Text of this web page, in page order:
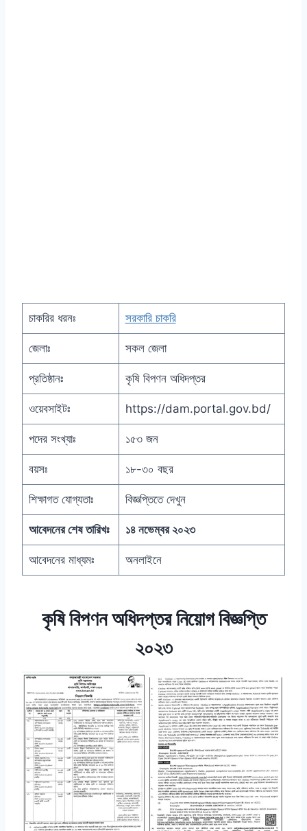
চাকরির ধরনঃ সরকারি চাকরি
জেলাঃ সকল জেলা
প্রতিষ্ঠানঃ কৃষি বিপণন অধিদপ্তর
ওয়েবসাইটঃ https://dam.portal.gov.bd/
পদের সংখ্যাঃ ১৫৩ জন
বয়সঃ ১৮-৩০ বছর
শিক্ষাগত যোগ্যতাঃ বিজ্ঞপ্তিতে দেখুন
আবেদনের শেষ তারিখঃ ১৪ নভেম্বর ২০২৩
আবেদনের মাধ্যমঃ অনলাইনে
কৃষি বিপণন অধিদপ্তর নিয়োগ বিজ্ঞপ্তি
২০২৩